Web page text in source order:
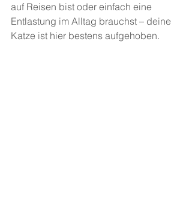
auf Reisen bist oder einfach eine
Entlastung im Alltag brauchst – deine
Katze ist hier bestens aufgehoben.